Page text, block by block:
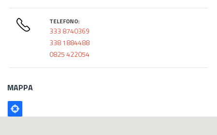
TELEFONO:
333 8740369
338 1884488
0825 422054
MAPPA
Poligono
GEO